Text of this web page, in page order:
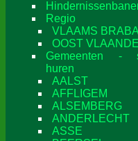
Regio
VLAAMS
OOST
Gemeenten -
huren
AALST
AFFLIGEM
ALSEMBERG
ANDERLECHT
ASSE